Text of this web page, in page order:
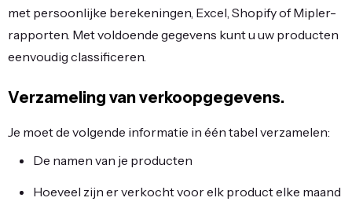
met persoonlijke berekeningen, Excel, Shopify of Mipler-
rapporten. Met voldoende gegevens kunt u uw producten
eenvoudig classificeren.
Verzameling van verkoopgegevens.
Je moet de volgende informatie in één tabel verzamelen:
De namen van je producten
Hoeveel zijn er verkocht voor elk product elke maand